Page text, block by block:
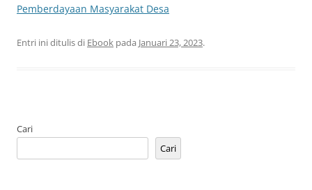
Pemberdayaan Masyarakat Desa
Entri ini ditulis di Ebook pada Januari 23, 2023.
Cari
Cari